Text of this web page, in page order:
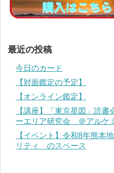
最近の投稿
今日のカード
【対面鑑定の予定】
【オンライン鑑定】
【講座】「東京星図」読
ーエリア研究会 ＠アルケ
【イベント】令和8年熊本
リティ のスペース